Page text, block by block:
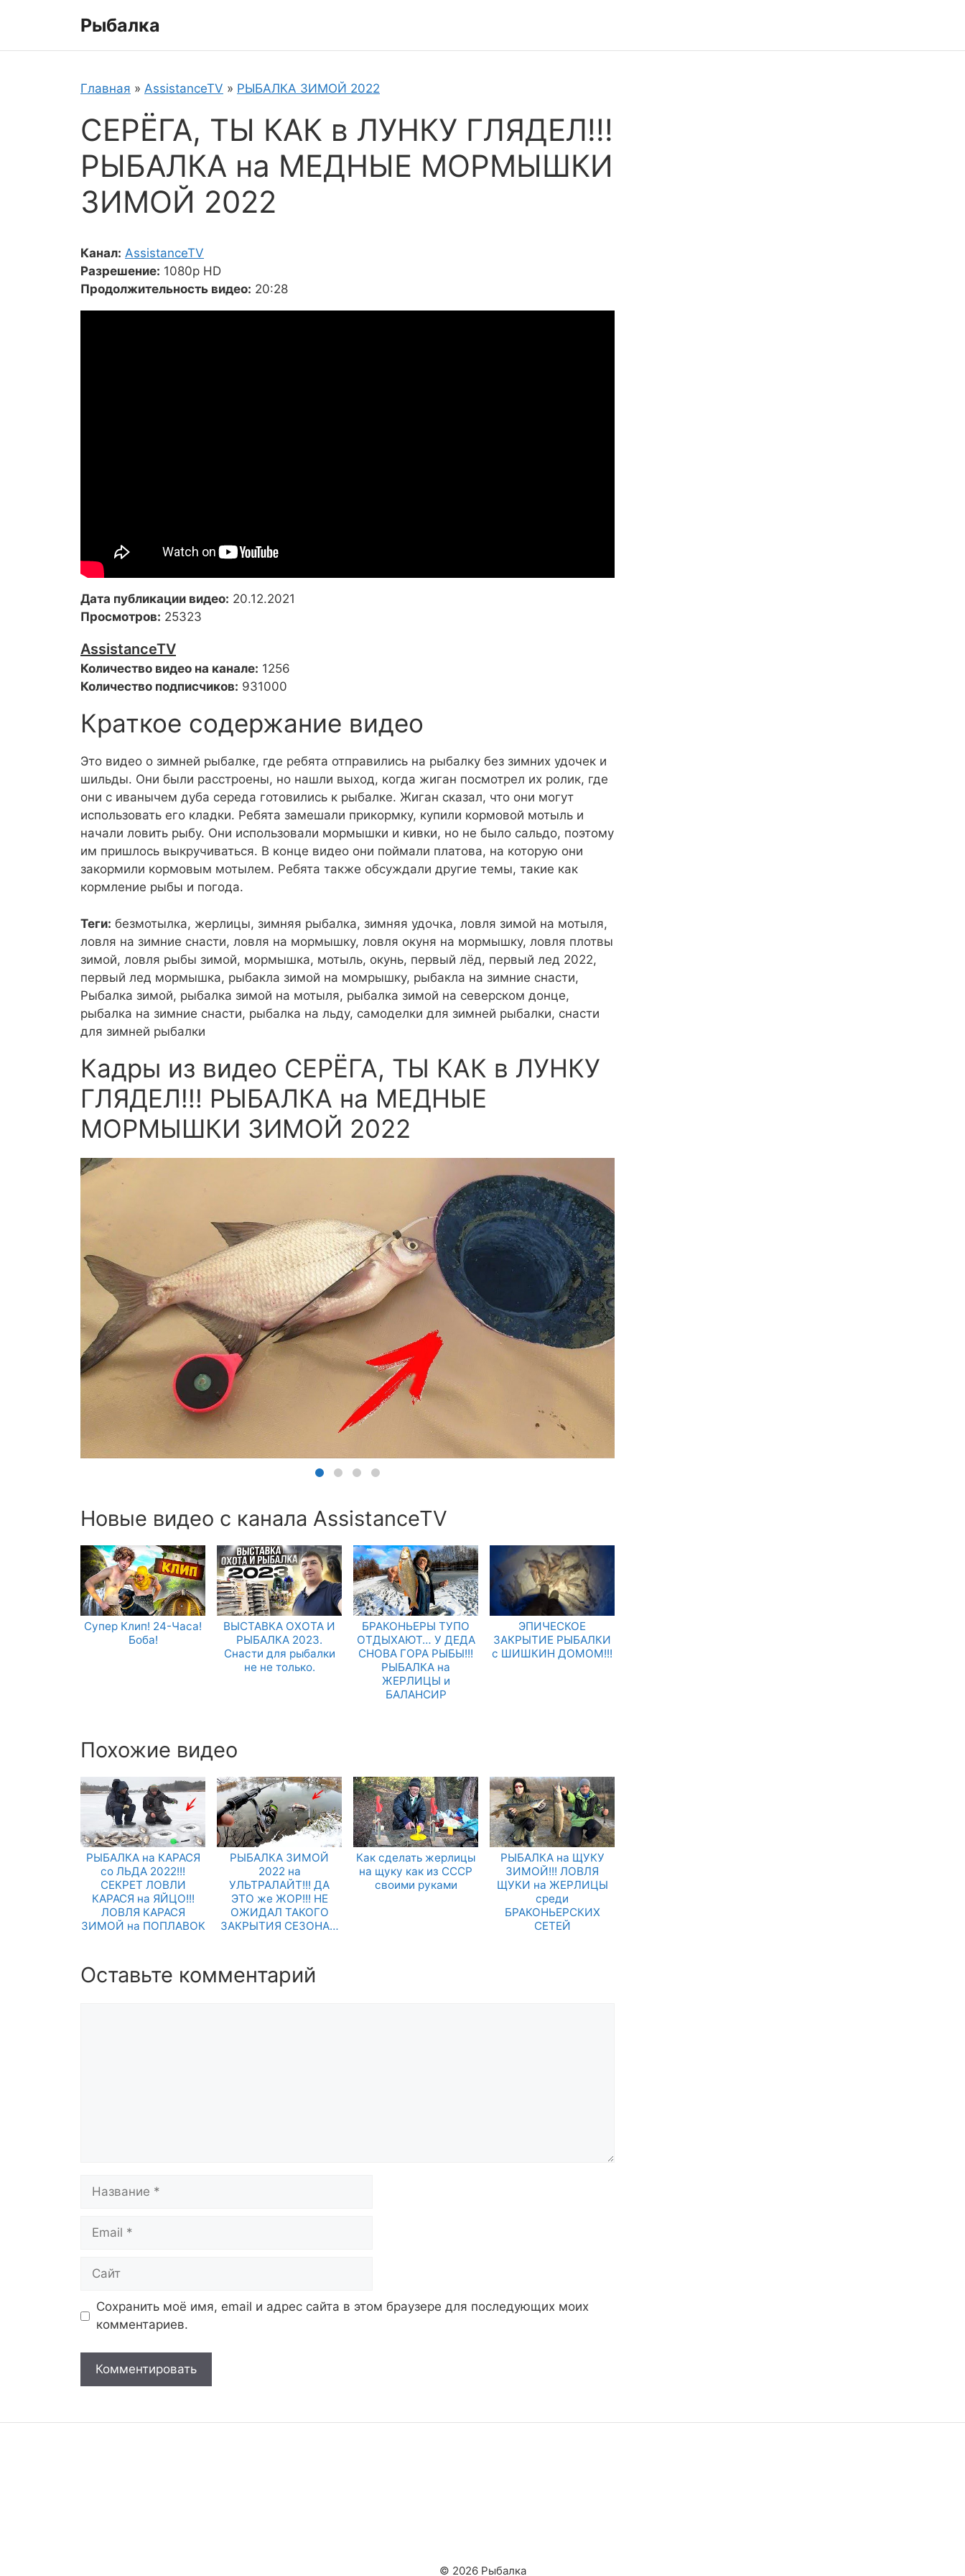
Рыбалка
Главная » AssistanceTV » РЫБАЛКА ЗИМОЙ 2022
СЕРЁГА, ТЫ КАК в ЛУНКУ ГЛЯДЕЛ!!!
РЫБАЛКА на МЕДНЫЕ МОРМЫШКИ
ЗИМОЙ 2022
Канал: AssistanceTV
Разрешение: 1080p HD
Продолжительность видео: 20:28
Дата публикации видео: 20.12.2021
Просмотров: 25323
AssistanceTV
Количество видео на канале: 1256
Количество подписчиков: 931000
Краткое содержание видео
Это видео о зимней рыбалке, где ребята отправились на рыбалку без зимних удочек и
шильды. Они были расстроены, но нашли выход, когда жиган посмотрел их ролик, где
они с иванычем дуба середа готовились к рыбалке. Жиган сказал, что они могут
использовать его кладки. Ребята замешали прикормку, купили кормовой мотыль и
начали ловить рыбу. Они использовали мормышки и кивки, но не было сальдо, поэтому
им пришлось выкручиваться. В конце видео они поймали платова, на которую они
закормили кормовым мотылем. Ребята также обсуждали другие темы, такие как
кормление рыбы и погода.
Теги: безмотылка, жерлицы, зимняя рыбалка, зимняя удочка, ловля зимой на мотыля,
ловля на зимние снасти, ловля на мормышку, ловля окуня на мормышку, ловля плотвы
зимой, ловля рыбы зимой, мормышка, мотыль, окунь, первый лёд, первый лед 2022,
первый лед мормышка, рыбакла зимой на момрышку, рыбакла на зимние снасти,
Рыбалка зимой, рыбалка зимой на мотыля, рыбалка зимой на северском донце,
рыбалка на зимние снасти, рыбалка на льду, самоделки для зимней рыбалки, снасти
для зимней рыбалки
Кадры из видео СЕРЁГА, ТЫ КАК в ЛУНКУ
ГЛЯДЕЛ!!! РЫБАЛКА на МЕДНЫЕ
МОРМЫШКИ ЗИМОЙ 2022
Новые видео с канала AssistanceTV
Супер Клип! 24-Часа!
Боба!
ВЫСТАВКА ОХОТА И
РЫБАЛКА 2023.
Снасти для рыбалки
не не только.
БРАКОНЬЕРЫ ТУПО
ОТДЫХАЮТ… У ДЕДА
СНОВА ГОРА РЫБЫ!!!
РЫБАЛКА на
ЖЕРЛИЦЫ и
БАЛАНСИР
ЭПИЧЕСКОЕ
ЗАКРЫТИЕ РЫБАЛКИ
с ШИШКИН ДОМОМ!!!
Похожие видео
РЫБАЛКА на КАРАСЯ
со ЛЬДА 2022!!!
СЕКРЕТ ЛОВЛИ
КАРАСЯ на ЯЙЦО!!!
ЛОВЛЯ КАРАСЯ
ЗИМОЙ на ПОПЛАВОК
РЫБАЛКА ЗИМОЙ
2022 на
УЛЬТРАЛАЙТ!!! ДА
ЭТО же ЖОР!!! НЕ
ОЖИДАЛ ТАКОГО
ЗАКРЫТИЯ СЕЗОНА…
Как сделать жерлицы
на щуку как из СССР
своими руками
РЫБАЛКА на ЩУКУ
ЗИМОЙ!!! ЛОВЛЯ
ЩУКИ на ЖЕРЛИЦЫ
среди
БРАКОНЬЕРСКИХ
СЕТЕЙ
Оставьте комментарий
Название
Email
Сайт
Сохранить моё имя, email и адрес сайта в этом браузере для последующих моих
комментариев.
© 2026 Рыбалка